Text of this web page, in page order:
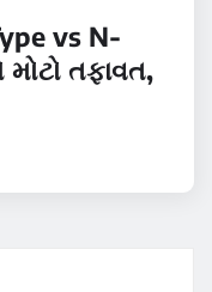
vs N-
તફાવત,